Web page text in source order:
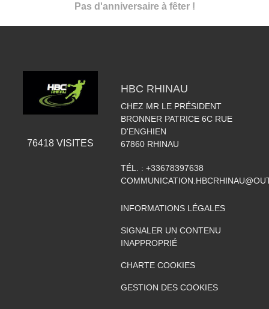
Pas d'anniversaire à fêter !
76418VISITES
HBC RHINAU
CHEZ MR LE PRÉSIDENT
BRONNER PATRICE 6C RUE
D'ENGHIEN
67860 RHINAU
TÉL. : +33678397638
INFORMATIONS LÉGALES
SIGNALER UN CONTENU
INAPPROPRIÉ
CHARTE COOKIES
GESTION DES COOKIES